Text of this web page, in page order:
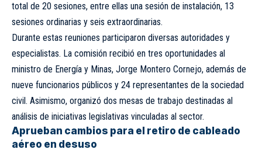
total de 20 sesiones, entre ellas una sesión de instalación, 13
sesiones ordinarias y seis extraordinarias.
Durante estas reuniones participaron diversas autoridades y
especialistas. La comisión recibió en tres oportunidades al
ministro de Energía y Minas, Jorge Montero Cornejo, además de
nueve funcionarios públicos y 24 representantes de la sociedad
civil. Asimismo, organizó dos mesas de trabajo destinadas al
análisis de iniciativas legislativas vinculadas al sector.
Aprueban cambios para el retiro de cableado
aéreo en desuso